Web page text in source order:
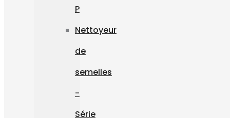
P
Nettoyeur
de
semelles
-
Série